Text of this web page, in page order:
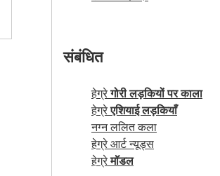
संबंधित
हेग्रेगोरी लड़कियों पर काला
हेग्रेएशियाई लड़कियाँ
नग्न ललित कला
हेग्रे आर्ट न्यूड्स
हेग्रेमॉडल